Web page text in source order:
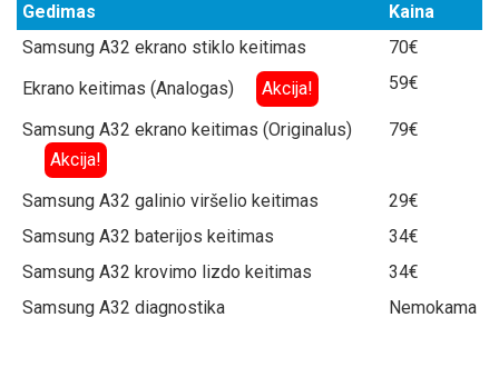
Gedimas
Kaina
Samsung A32 ekrano stiklo keitimas
70€
Ekrano keitimas (Analogas)
Akcija! 59€
Samsung A32 ekrano keitimas (Originalus)
Akcija!
79€
Samsung A32 galinio viršelio keitimas
29€
Samsung A32 baterijos keitimas
34€
Samsung A32 krovimo lizdo keitimas
34€
Samsung A32 diagnostika
Nemokama